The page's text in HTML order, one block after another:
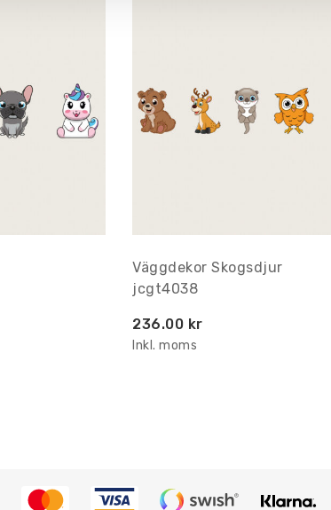
Väggdekor Skogsdjur
jcgt4038
236.00 kr
Inkl. moms